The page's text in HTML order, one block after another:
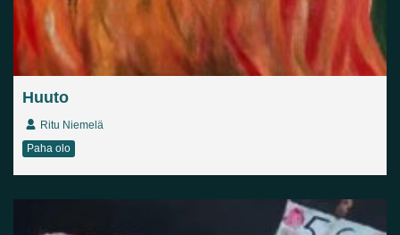
Huuto
Ritu Niemelä
Paha olo